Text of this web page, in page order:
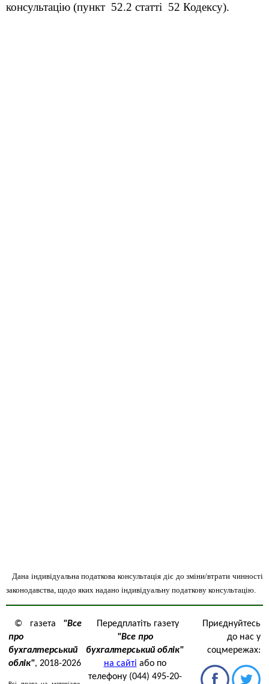
консультацію (пункт 52.2 статті 52 Кодексу).
Дана індивідуальна податкова консультація діє до зміни/втрати чинності
законодавства, щодо яких надано індивідуальну податкову консультацію.
© газета "Все
про
бухгалтерський
облік", 2018-2026
Передплатіть газету
"Все про
бухгалтерський облік"
на сайті або по
телефону (044) 495-20-
Приєднуйтесь
до нас у
соцмережах: